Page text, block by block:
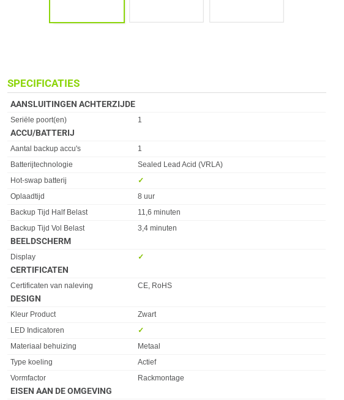
SPECIFICATIES
AANSLUITINGEN ACHTERZIJDE
Eigenschap Waarde
Seriële poort(en) 1
ACCU/BATTERIJ
Eigenschap Waarde
Aantal backup accu's
1
Batterijtechnologie
Sealed Lead Acid (VRLA)
Hot-swap batterij
✓︎
Oplaadtijd
8 uur
Backup Tijd Half Belast
11,6 minuten
Backup Tijd Vol Belast
3,4 minuten
BEELDSCHERM
Eigenschap
Display ✓︎
CERTIFICATEN
Eigenschap Waarde
Certificaten van naleving CE, RoHS
DESIGN
Eigenschap Waarde
Kleur Product
Zwart
LED Indicatoren
✓︎
Materiaal behuizing
Metaal
Type koeling
Actief
Vormfactor
Rackmontage
EISEN AAN DE OMGEVING